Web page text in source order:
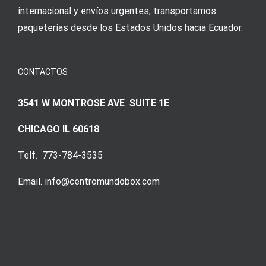
internacional y envíos urgentes, transportamos
paqueterías desde los Estados Unidos hacia Ecuador.
CONTACTOS
3541 W MONTROSE AVE SUITE 1E
CHICAGO IL 60618
Telf. 773-784-3535
Email. info@centromundobox.com